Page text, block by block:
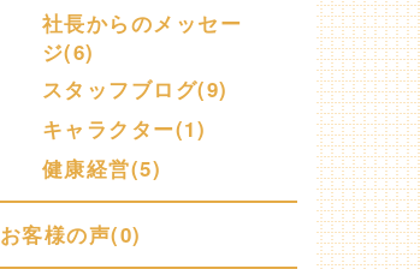
社長からのメッセー
ジ(6)
スタッフブログ(9)
キャラクター(1)
健康経営(5)
お客様の声(0)